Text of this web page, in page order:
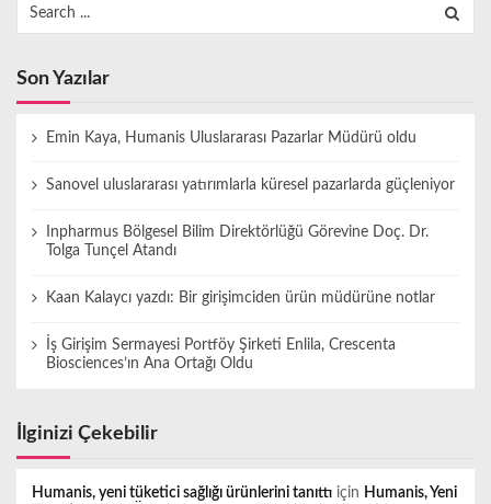
for:
Son Yazılar
Emin Kaya, Humanis Uluslararası Pazarlar Müdürü oldu
Sanovel uluslararası yatırımlarla küresel pazarlarda güçleniyor
Inpharmus Bölgesel Bilim Direktörlüğü Görevine Doç. Dr.
Tolga Tunçel Atandı
Kaan Kalaycı yazdı: Bir girişimciden ürün müdürüne notlar
İş Girişim Sermayesi Portföy Şirketi Enlila, Crescenta
Biosciences’ın Ana Ortağı Oldu
İlginizi Çekebilir
Humanis, yeni tüketici sağlığı ürünlerini tanıttı için Humanis, Yeni